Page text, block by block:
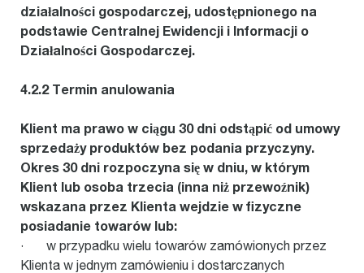
działalności gospodarczej, udostępnionego na
podstawie Centralnej Ewidencji i Informacji o
Działalności Gospodarczej.
4.2.2 Termin anulowania
Klient ma prawo w ciągu 30 dni odstąpić od umowy
sprzedaży produktów bez podania przyczyny.
Okres 30 dni rozpoczyna się w dniu, w którym
Klient lub osoba trzecia (inna niż przewoźnik)
wskazana przez Klienta wejdzie w fizyczne
posiadanie towarów lub:
· w przypadku wielu towarów zamówionych przez
Klienta w jednym zamówieniu i dostarczanych